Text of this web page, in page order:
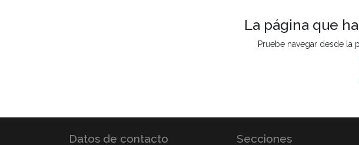
La página que
Pruebe navegar desde la
Datos de contacto Secciones